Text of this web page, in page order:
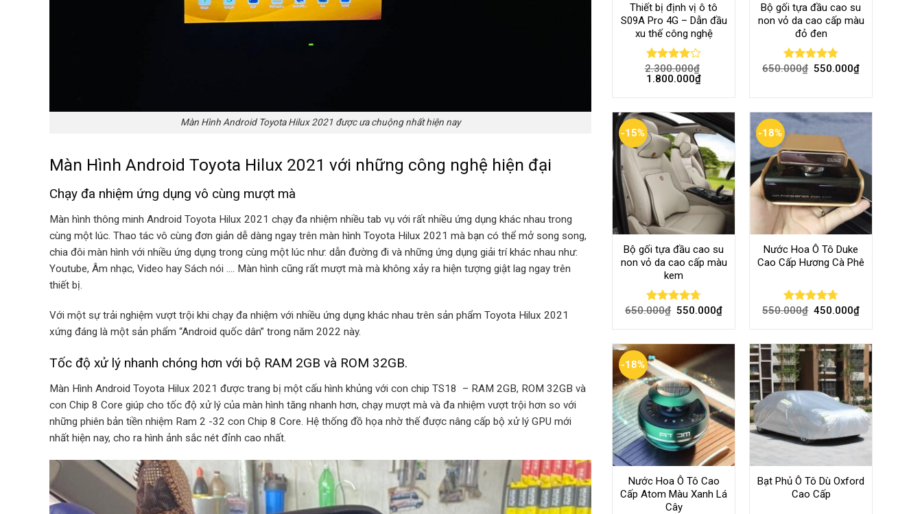
Màn Hình Android Toyota Hilux 2021 được ưa chuộng nhất hiện nay
Màn Hình Android Toyota Hilux 2021 với những công nghệ hiện đại
Chạy đa nhiệm ứng dụng vô cùng mượt mà
Màn hình thông minh Android Toyota Hilux 2021 chạy đa nhiệm nhiều tab vụ với rất nhiều ứng dụng khác nhau trong
cùng một lúc. Thao tác vô cùng đơn giản dễ dàng ngay trên màn hình Toyota Hilux 2021 mà bạn có thể mở song song,
chia đôi màn hình với nhiều ứng dụng trong cùng một lúc như: dẫn đường đi và những ứng dụng giải trí khác nhau như:
Youtube, Âm nhạc, Video hay Sách nói …. Màn hình cũng rất mượt mà mà không xảy ra hiện tượng giật lag ngay trên
thiết bị.
Với một sự trải nghiệm vượt trội khi chạy đa nhiệm với nhiều ứng dụng khác nhau trên sản phẩm Toyota Hilux 2021
xứng đáng là một sản phẩm “Android quốc dân” trong năm 2022 này.
Tốc độ xử lý nhanh chóng hơn với bộ RAM 2GB và ROM 32GB.
Màn Hình Android Toyota Hilux 2021 được trang bị một cấu hình khủng với con chip TS18 – RAM 2GB, ROM 32GB và
con Chip 8 Core giúp cho tốc độ xử lý của màn hình tăng nhanh hơn, chạy mượt mà và đa nhiệm vượt trội hơn so với
những phiên bản tiền nhiệm Ram 2 -32 con Chip 8 Core. Hệ thống đồ họa nhờ thế được nâng cấp bộ xử lý GPU mới
nhất hiện nay, cho ra hình ảnh sắc nét đỉnh cao nhất.
Thiết bị định vị ô tô
S09A Pro 4G – Dẫn đầu
xu thế công nghệ
Rated
4.00out
2.300.000₫
1.800.000₫
Bộ gối tựa đầu cao su
non vỏ da cao cấp màu
đỏ đen
Rated4.80
650.000₫ 550.000₫
-15%
Bộ gối tựa đầu cao su
non vỏ da cao cấp màu
kem
Rated4.70
650.000₫ 550.000₫
-18%
Nước Hoa Ô Tô Duke
Cao Cấp Hương Cà Phê
Rated4.70
550.000₫ 450.000₫
-18%
Nước Hoa Ô Tô Cao
Cấp Atom Màu Xanh Lá
Cây
Bạt Phủ Ô Tô Dù Oxford
Cao Cấp